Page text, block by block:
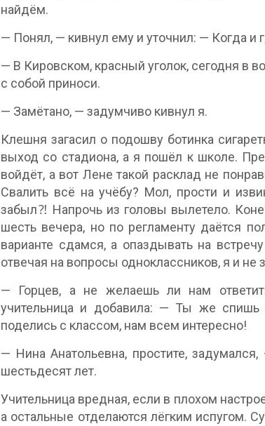
найдём.
— Понял, — кивнул ему и уточнил: — Когда и
— В Кировском, красный уголок, сегодня в
с собой приноси.
— Замётано, — задумчиво кивнул я.
Клешня загасил о подошву ботинка
выход со стадиона, а я пошёл к школе.
войдёт, а вот Лене такой расклад не
Свалить всё на учёбу? Мол, прости и
забыл⁈ Напрочь из головы вылетело.
шесть вечера, но по регламенту даётся
варианте сдамся, а опаздывать на
отвечая на вопросы одноклассников, я и не
— Горцев, а не желаешь ли нам
учительница и добавила: — Ты же
поделись с классом, нам всем интересно!
— Нина Анатольевна, простите,
шестьдесят лет.
Учительница вредная, если в плохом
а остальные отделаются лёгким испугом.